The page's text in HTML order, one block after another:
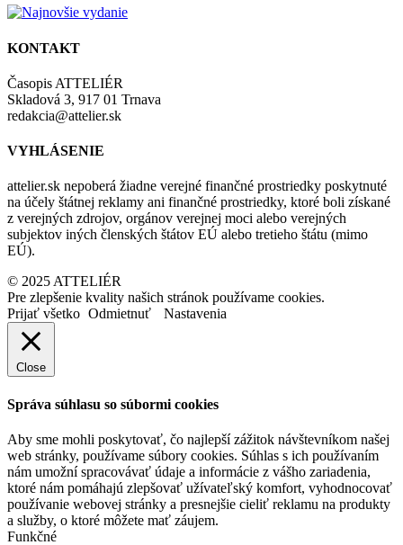
KONTAKT
Časopis ATTELIÉR
Skladová 3, 917 01 Trnava
redakcia@attelier.sk
VYHLÁSENIE
attelier.sk nepoberá žiadne verejné finančné prostriedky poskytnuté
na účely štátnej reklamy ani finančné prostriedky, ktoré boli získané
z verejných zdrojov, orgánov verejnej moci alebo verejných
subjektov iných členských štátov EÚ alebo tretieho štátu (mimo
EÚ).
© 2025 ATTELIÉR
Pre zlepšenie kvality našich stránok používame cookies.
Prijať všetko Odmietnuť Nastavenia
Close
Správa súhlasu so súbormi cookies
Aby sme mohli poskytovať, čo najlepší zážitok návštevníkom našej
web stránky, používame súbory cookies. Súhlas s ich používaním
nám umožní spracovávať údaje a informácie z vášho zariadenia,
ktoré nám pomáhajú zlepšovať užívateľský komfort, vyhodnocovať
používanie webovej stránky a presnejšie cieliť reklamu na produkty
a služby, o ktoré môžete mať záujem.
Funkčné